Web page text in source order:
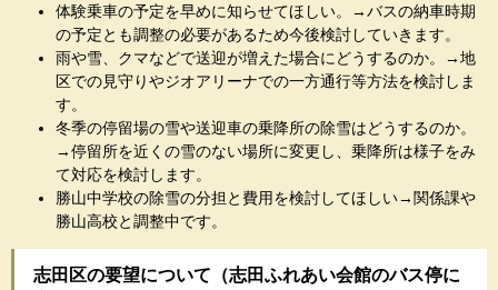
体験乗車の予定を早めに知らせてほしい。→バスの納車時期
の予定とも調整の必要があるため今後検討していきます。
雨や雪、クマなどで送迎が増えた場合にどうするのか。→地
区での見守りやジオアリーナでの一方通行等方法を検討しま
す。
冬季の停留場の雪や送迎車の乗降所の除雪はどうするのか。
→停留所を近くの雪のない場所に変更し、乗降所は様子をみ
て対応を検討します。
勝山中学校の除雪の分担と費用を検討してほしい→関係課や
勝山高校と調整中です。
志田区の要望について（志田ふれあい会館のバス停に